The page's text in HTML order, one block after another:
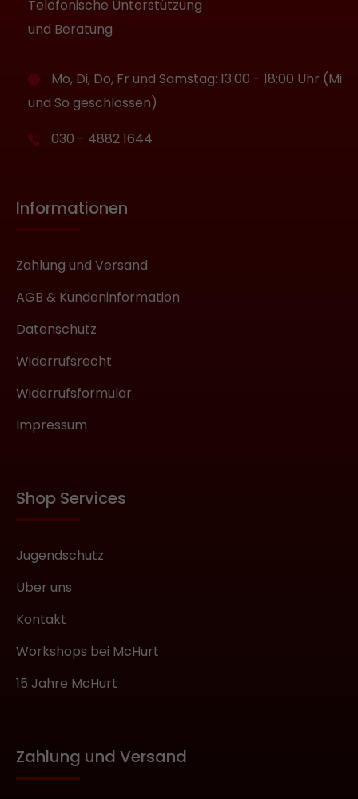
Telefonische Unterstützung
und Beratung
Mo, Di, Do, Fr und Samstag: 13:00 - 18:00 Uhr (Mi
und So geschlossen)
030 - 4882 1644
Informationen
Zahlung und Versand
AGB & Kundeninformation
Datenschutz
Widerrufsrecht
Widerrufsformular
Impressum
Shop Services
Jugendschutz
Über uns
Kontakt
Workshops bei McHurt
15 Jahre McHurt
Zahlung und Versand